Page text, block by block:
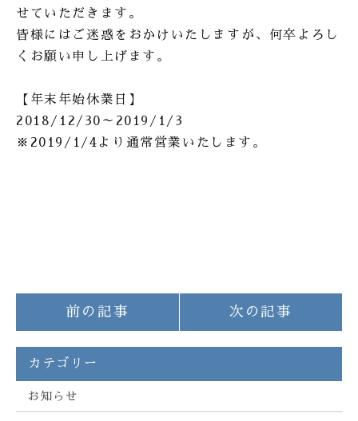
せていただきます。
皆様にはご迷惑をおかけいたしますが、何卒よろし
くお願い申し上げます。
【年末年始休業日】
2018/12/30～2019/1/3
※2019/1/4より通常営業いたします。
前の記事 次の記事
カテゴリー
お知らせ